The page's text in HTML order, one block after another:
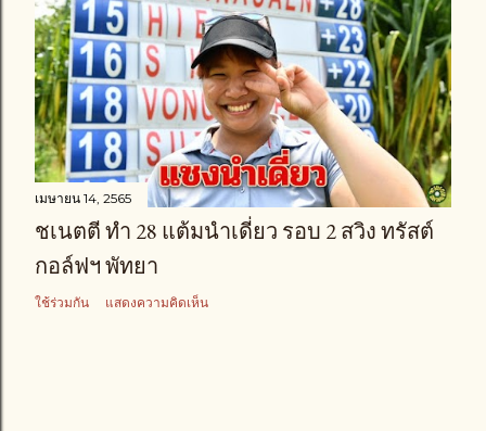
เมษายน 14, 2565
ชเนตตี ทำ 28 แต้มนำเดี่ยว รอบ 2 สวิง ทรัสต์
กอล์ฟฯ พัทยา
ใช้ร่วมกัน แสดงความคิดเห็น